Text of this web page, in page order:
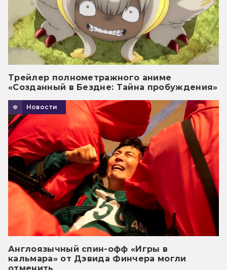
Трейлер полнометражного аниме
«Созданный в Бездне: Тайна пробуждения»
Новости
Англоязычный спин-офф «Игры в
кальмара» от Дэвида Финчера могли
отменить